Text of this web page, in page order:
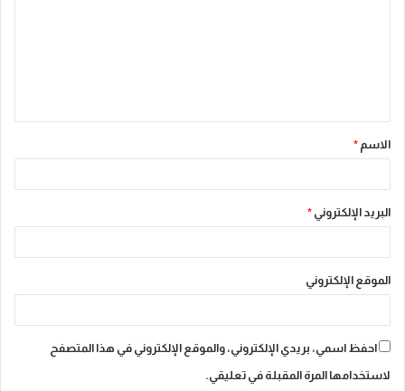
ق
*
الاسم *
البريد الإلكتروني *
الموقع الإلكتروني
احفظ اسمي، بريدي الإلكتروني، والموقع الإلكتروني في هذا المتصفح
لاستخدامها المرة المقبلة في تعليقي.